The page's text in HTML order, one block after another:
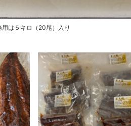
用は５キロ（20尾）入り